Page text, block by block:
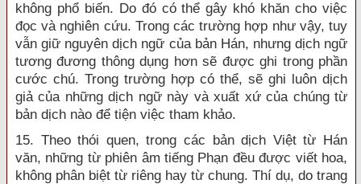
không phổ biến. Do đó có thể gây khó khăn cho việc
đọc và nghiên cứu. Trong các trường hợp như vậy, tuy
vẫn giữ nguyên dịch ngữ của bản Hán, nhưng dịch ngữ
tương đương thông dụng hơn sẽ được ghi trong phần
cước chú. Trong trường hợp có thể, sẽ ghi luôn dịch
giả của những dịch ngữ này và xuất xứ của chúng từ
bản dịch nào để tiện việc tham khảo.
15. Theo thói quen, trong các bản dịch Việt từ Hán
văn, những từ phiên âm tiếng Phạn đều được viết hoa,
không phân biệt từ riêng hay từ chung. Thí dụ, do trang